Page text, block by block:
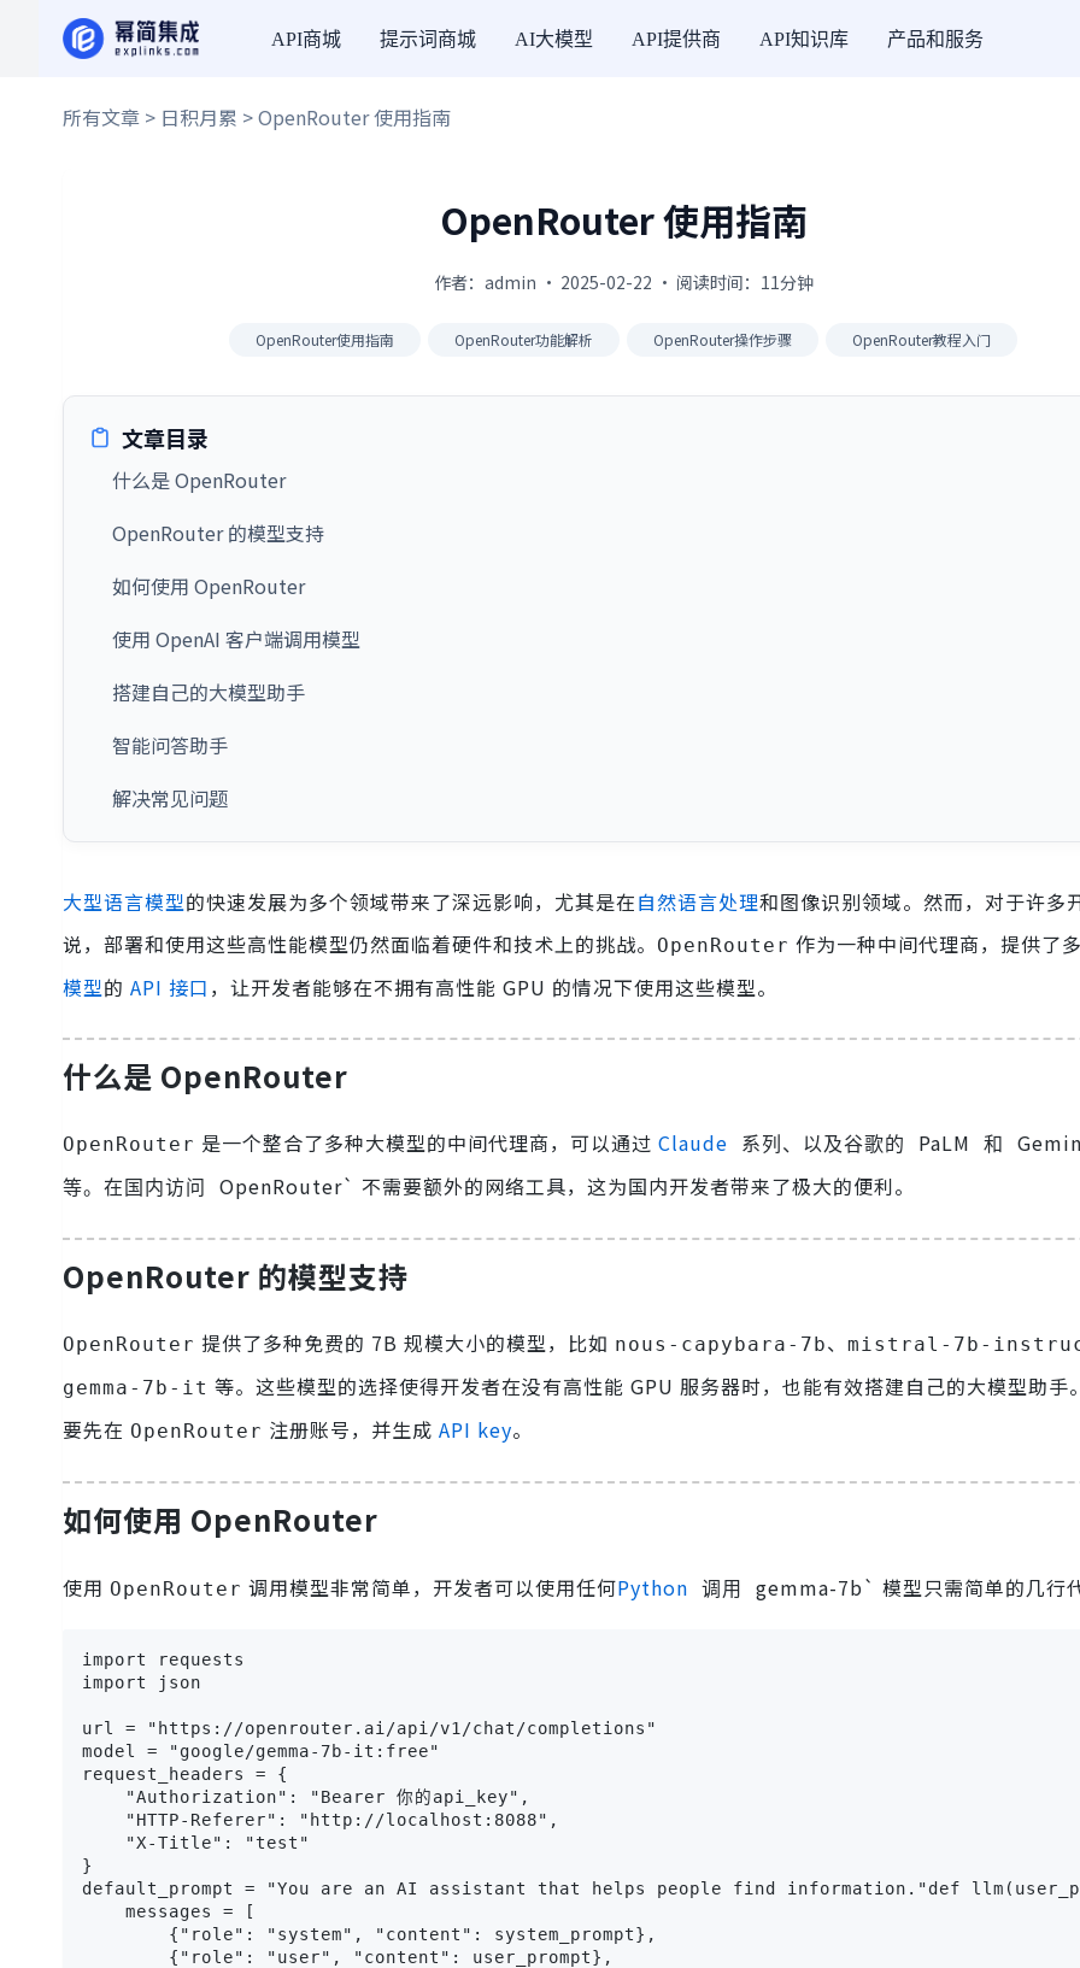
API商城 提示词商城 AI大模型 API提供商 API知识库 产品和服务
所有文章 > 日积月累 > OpenRouter 使用指南
OpenRouter 使用指南
作者：admin · 2025-02-22 · 阅读时间：11分钟
OpenRouter使用指南 OpenRouter功能解析 OpenRouter操作步骤 OpenRouter教程入门
文章目录
什么是 OpenRouter
OpenRouter 的模型支持
如何使用 OpenRouter
使用 OpenAI 客户端调用模型
搭建自己的大模型助手
智能问答助手
解决常见问题
大型语言模型的快速发展为多个领域带来了深远影响，尤其是在自然语言处理和图像识别领域。然而，对于许多
说，部署和使用这些高性能模型仍然面临着硬件和技术上的挑战。
OpenRouter 作为一种中间代理商，提供了
模型的 API 接口 ，让开发者能够在不拥有高性能 GPU 的情况下使用这些模型。
什么是 OpenRouter
OpenRouter 是一个整合了多种大模型的中间代理商，可以通过 Claude 系列、以及谷歌的 PaLM 和
等。在国内访问 OpenRouter` 不需要额外的网络工具，这为国内开发者带来了极大的便利。
OpenRouter 的模型支持
OpenRouter 提供了多种免费的 7B 规模大小的模型，比如 nous-capybara-7b、 mistral-7b-
gemma-7b-it 等。这些模型的选择使得开发者在没有高性能 GPU 服务器时，也能有效搭建自己的大模型助手
要先在 OpenRouter 注册账号，并生成 API key。
如何使用 OpenRouter
使用 OpenRouter 调用模型非常简单，开发者可以使用任何Python 调用 gemma-7b` 模型只需简单的几行代
import requests
import json
url = "https://openrouter.ai/api/v1/chat/completions"
model = "google/gemma-7b-it:free"
request_headers = {
    "Authorization": "Bearer 你的api_key",
    "HTTP-Referer": "http://localhost:8088",
    "X-Title": "test"
}
default_prompt = "You are an AI assistant that helps people find information."def
    messages = [
        {"role": "system", "content": system_prompt},
        {"role": "user", "content": user_prompt},